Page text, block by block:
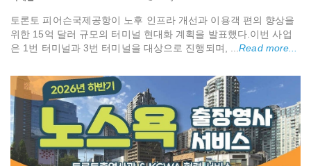
토론토 피어슨국제공항이 노후 인프라 개선과 이용객 편의 향상을
위한 15억 달러 규모의 터미널 현대화 계획을 발표했다.이번 사업
은 1번 터미널과 3번 터미널을 대상으로 진행되며, ...Read more...